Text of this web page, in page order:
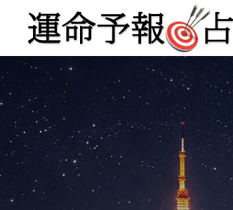
運命予報占い
運命予報占いとは